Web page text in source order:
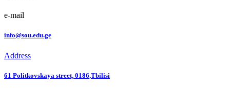
e-mail
info@sou.edu.ge
Address
61 Politkovskaya street, 0186,Tbilisi